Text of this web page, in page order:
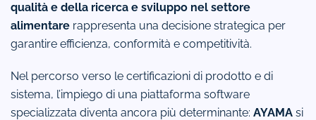
qualità e della ricerca e sviluppo nel settore
alimentare rappresenta una decisione strategica per
garantire efficienza, conformità e competitività.
Nel percorso verso le certificazioni di prodotto e di
sistema, l’impiego di una piattaforma software
specializzata diventa ancora più determinante: AYAMA si